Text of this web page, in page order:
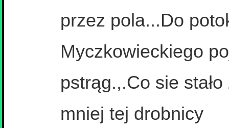
przez pola...Do
Myczkowieckiego
pstrąg.,.Co sie
mniej tej drobnicy